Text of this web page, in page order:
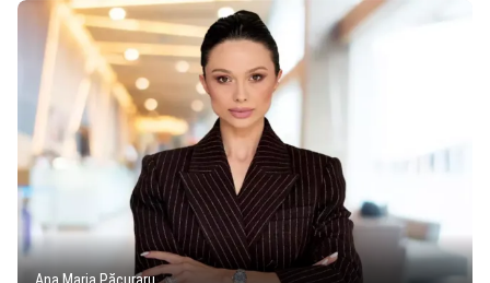
Ana Maria Păcuraru